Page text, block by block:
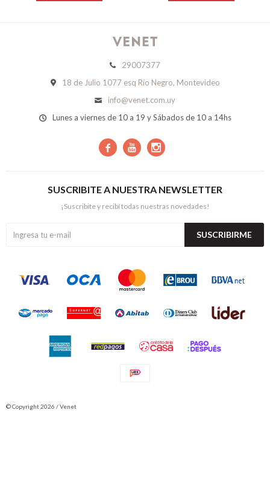
29007377
18 de Julio 1077 esq Río Negro, Montevideo
info@venet.com.uy
Lunes a viernes de 10 a 19 y Sábados de 10 a 14hs
  
SUSCRIBITE A NUESTRA NEWSLETTER
¡Suscribite y recibí todas nuestras novedades!
SUSCRIBIRME
© Copyright 2026 / Venet